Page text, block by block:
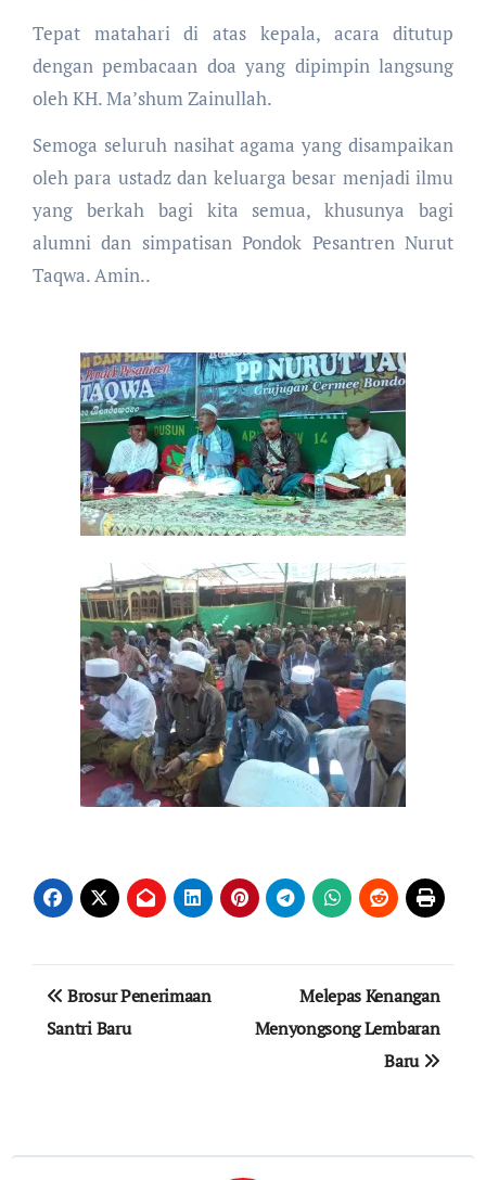
Tepat matahari di atas kepala, acara ditutup
dengan pembacaan doa yang dipimpin langsung
oleh KH. Ma’shum Zainullah.
Semoga seluruh nasihat agama yang disampaikan
oleh para ustadz dan keluarga besar menjadi ilmu
yang berkah bagi kita semua, khusunya bagi
alumni dan simpatisan Pondok Pesantren Nurut
Taqwa. Amin..
Navigasi
pos
Brosur Penerimaan
Santri Baru
Melepas Kenangan
Menyongsong Lembaran
Baru